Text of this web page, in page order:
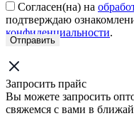
Согласен(на) на
подтверждаю
конфиденциальности.
Запросить прайс
Вы можете запросить
свяжемся с вами в